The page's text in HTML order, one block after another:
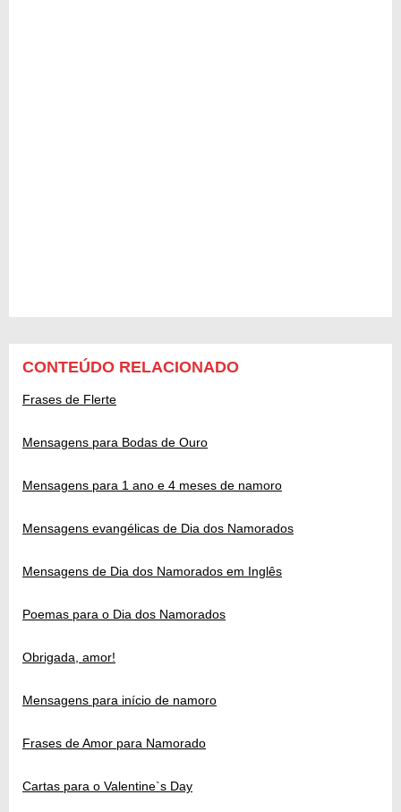
CONTEÚDO RELACIONADO
Frases de Flerte
Mensagens para Bodas de Ouro
Mensagens para 1 ano e 4 meses de namoro
Mensagens evangélicas de Dia dos Namorados
Mensagens de Dia dos Namorados em Inglês
Poemas para o Dia dos Namorados
Obrigada, amor!
Mensagens para início de namoro
Frases de Amor para Namorado
Cartas para o Valentine`s Day